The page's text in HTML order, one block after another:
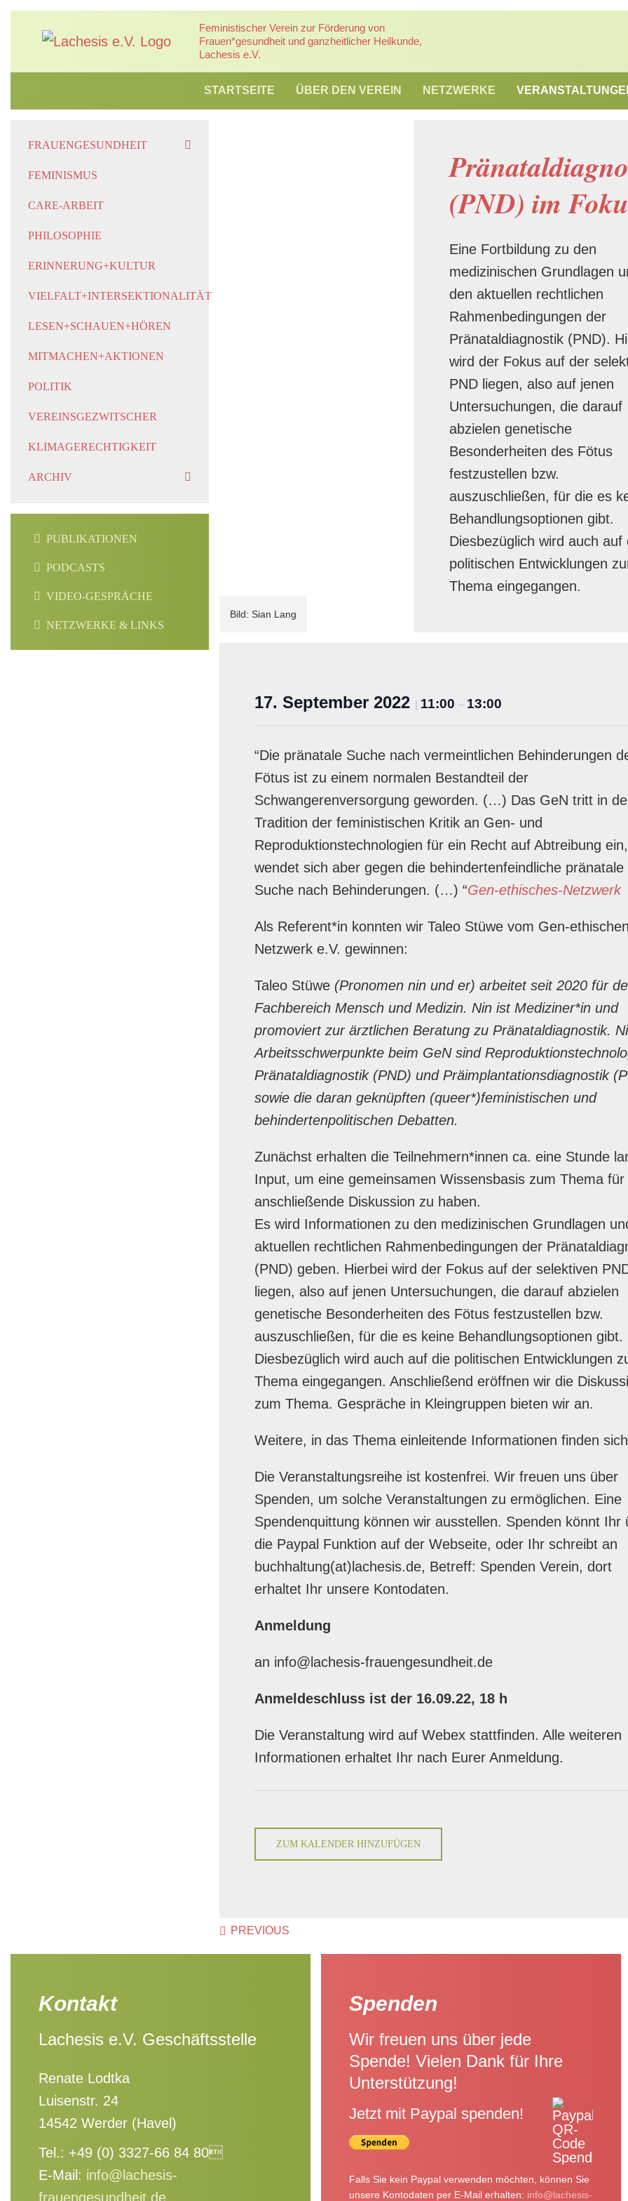
Zum
Feministischer Verein zur Förderung von
Frauen*gesundheit und ganzheitlicher Heilkunde,
Lachesis e.V.
STARTSEITE ÜBER DEN VEREIN NETZWERKE
FRAUENGESUNDHEIT
FEMINISMUS
CARE-ARBEIT
PHILOSOPHIE
ERINNERUNG+KULTUR
VIELFALT+INTERSEKTIONALITÄT
LESEN+SCHAUEN+HÖREN
MITMACHEN+AKTIONEN
POLITIK
VEREINSGEZWITSCHER
KLIMAGERECHTIGKEIT
ARCHIV
PUBLIKATIONEN
PODCASTS
VIDEO-GESPRÄCHE
NETZWERKE & LINKS
Sian Lang
(PND) im
Eine Fortbildung zu den
medizinischen Grundlagen
den aktuellen rechtlichen
Rahmenbedingungen der
Pränataldiagnostik (PND).
wird der Fokus auf der
PND liegen, also auf jenen
Untersuchungen, die darauf
abzielen genetische
Besonderheiten des Fötus
festzustellen bzw.
auszuschließen, für die es
Behandlungsoptionen gibt.
Diesbezüglich wird auch auf
politischen Entwicklungen
Thema eingegangen.
17. September 2022 | 11:00 – 13:00
“Die pränatale Suche nach vermeintlichen Behinderungen
Fötus ist zu einem normalen Bestandteil der
Schwangerenversorgung geworden. (…) Das GeN tritt in
Tradition der feministischen Kritik an Gen- und
Reproduktionstechnologien für ein Recht auf Abtreibung ein,
wendet sich aber gegen die behindertenfeindliche pränatale
Suche nach Behinderungen. (…) “Gen-ethisches-Netzwerk
Als Referent*in konnten wir Taleo Stüwe vom Gen-
Netzwerk e.V. gewinnen:
Taleo Stüwe(Pronomen nin und er) arbeitet seit 2020 für
Fachbereich Mensch und Medizin. Nin ist Mediziner*in und
promoviert zur ärztlichen Beratung zu Pränataldiagnostik.
Arbeitsschwerpunkte beim GeN sind
Pränataldiagnostik (PND) und Präimplantationsdiagnostik
sowie die daran geknüpften (queer*)feministischen und
behindertenpolitischen Debatten.
Zunächst erhalten die Teilnehmern*innen ca. eine Stunde
Input, um eine gemeinsamen Wissensbasis zum Thema für
anschließende Diskussion zu haben.
Es wird Informationen zu den medizinischen Grundlagen
aktuellen rechtlichen Rahmenbedingungen der
(PND) geben. Hierbei wird der Fokus auf der selektiven
liegen, also auf jenen Untersuchungen, die darauf abzielen
genetische Besonderheiten des Fötus festzustellen bzw.
auszuschließen, für die es keine Behandlungsoptionen gibt.
Diesbezüglich wird auch auf die politischen Entwicklungen
Thema eingegangen. Anschließend eröffnen wir die
zum Thema. Gespräche in Kleingruppen bieten wir an.
Weitere, in das Thema einleitende Informationen finden sich
Die Veranstaltungsreihe ist kostenfrei. Wir freuen uns über
Spenden, um solche Veranstaltungen zu ermöglichen. Eine
Spendenquittung können wir ausstellen. Spenden könnt Ihr
die Paypal Funktion auf der Webseite, oder Ihr schreibt an
buchhaltung(at)lachesis.de, Betreff: Spenden Verein, dort
erhaltet Ihr unsere Kontodaten.
Anmeldung
an info@lachesis-frauengesundheit.de
Anmeldeschluss ist der 16.09.22, 18 h
Die Veranstaltung wird auf Webex stattfinden. Alle weiteren
Informationen erhaltet Ihr nach Eurer Anmeldung.
ZUM KALENDER HINZUFÜGEN
PREVIOUS
Kontakt
Lachesis e.V. Geschäftsstelle
Renate Lodtka
Luisenstr. 24
14542 Werder (Havel)
Tel.: +49 (0) 3327-66 84 80
E-Mail: info@lachesis-
frauengesundheit.de
Spenden
Wir freuen uns über jede
Spende! Vielen Dank für Ihre
Unterstützung!
Jetzt mit Paypal spenden!
Falls Sie kein Paypal verwenden möchten, können Sie
unsere Kontodaten per E-Mail erhalten: info@lachesis-